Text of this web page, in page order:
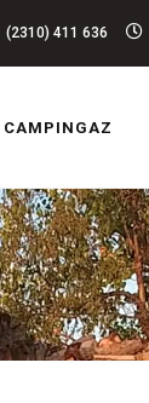
(2310) 411 636
CAMPINGAZ